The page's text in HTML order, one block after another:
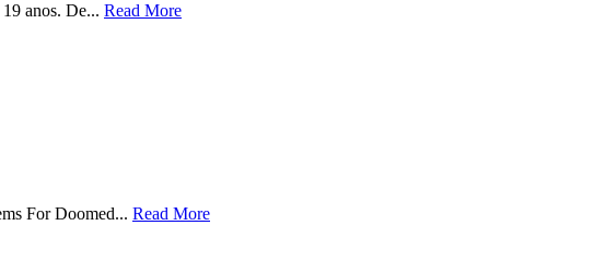
anos. De... Read More
For Doomed... Read More